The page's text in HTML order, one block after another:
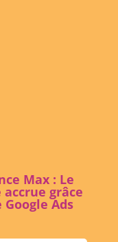
Max : Le
grâce
Ads